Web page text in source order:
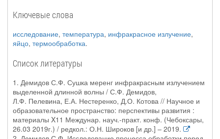
Ключевые слова
исследование, температура, инфракрасное излучение,
яйцо, термообработка.
Список литературы
1. Демидов С.Ф. Сушка меренг инфракрасным излучением
выделенной длинной волны / С.Ф. Демидов,
Л.Ф. Пелевина, Е.А. Нестеренко, Д.О. Котова // Научное и
образовательное пространство: перспективы развития :
материалы X11 Междунар. науч.-практ. конф. (Чебоксары,
26.03 2019г.) / редкол.: О.Н. Широков [и др.] – 2019.